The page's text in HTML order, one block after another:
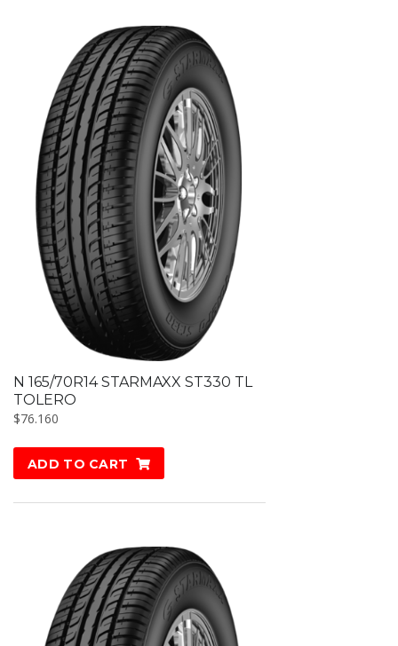
N 165/70R14 STARMAXX ST330 TL
TOLERO
$76.160
ADD TO CART